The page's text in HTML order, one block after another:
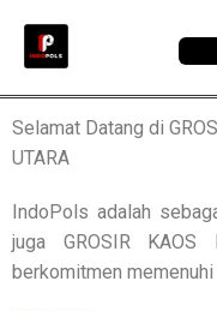
Selamat Datang di
UTARA
IndoPols adalah
juga GROSIR KAOS
berkomitmen